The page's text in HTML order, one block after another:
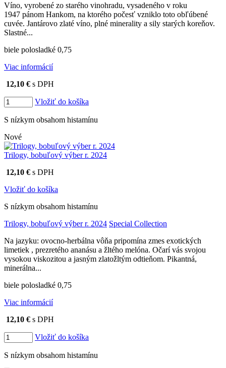
Víno, vyrobené zo starého vinohradu, vysadeného v roku
1947 pánom Hankom, na ktorého počesť vzniklo toto obľúbené
cuvée. Jantárovo zlaté víno, plné minerality a sily starých koreňov.
Slastné...
biele polosladké 0,75
Viac informácií
12,10 € s DPH
Vložiť do košíka
S nízkym obsahom histamínu
Nové
Trilogy, bobuľový výber r. 2024
12,10 € s DPH
Vložiť do košíka
S nízkym obsahom histamínu
Trilogy, bobuľový výber r. 2024 Special Collection
Na jazyku: ovocno-herbálna vôňa pripomína zmes exotických
limetiek , prezretého ananásu a žltého melóna. Očarí vás svojou
vysokou viskozitou a jasným zlatožltým odtieňom. Pikantná,
minerálna...
biele polosladké 0,75
Viac informácií
12,10 € s DPH
Vložiť do košíka
S nízkym obsahom histamínu